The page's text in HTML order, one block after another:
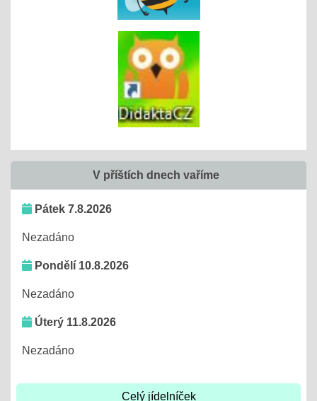
V příštích dnech vaříme
Pátek 7.8.2026
Nezadáno
Pondělí 10.8.2026
Nezadáno
Úterý 11.8.2026
Nezadáno
Celý jídelníček